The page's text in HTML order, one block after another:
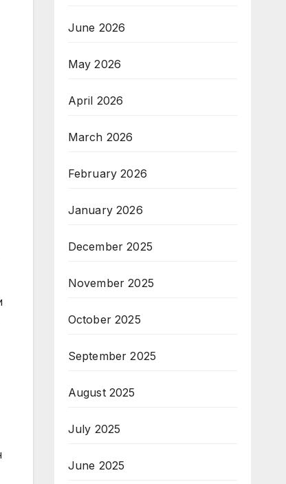
June 2026
May 2026
April 2026
March 2026
February 2026
January 2026
December 2025
November 2025
October 2025
September 2025
August 2025
July 2025
June 2025